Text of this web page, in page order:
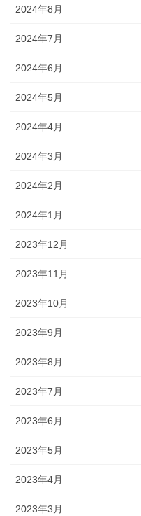
2024年8月
2024年7月
2024年6月
2024年5月
2024年4月
2024年3月
2024年2月
2024年1月
2023年12月
2023年11月
2023年10月
2023年9月
2023年8月
2023年7月
2023年6月
2023年5月
2023年4月
2023年3月